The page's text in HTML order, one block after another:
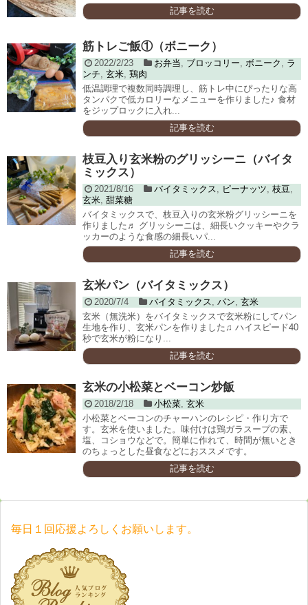
記事を読む
筋トレご飯①（ボニーク）
2022/2/23 お弁当 , ブロッコリー, ボニーク , ラ
ンチ, 玄米, 鶏肉
低温調理で複数同時調理し、筋トレ中にぴったりな高
タンパクで低カロリーなメニューを作りました♪ 食材
をジップロックに入れ...
記事を読む
枝豆入り玄米粉のグリッシーニ（バイタ
ミックス）
2021/8/16 バイタミックス, ピーナッツ, 枝豆,
玄米, 甜菜糖
バイタミックスで、枝豆入りの玄米粉グリッシーニを
作りました♬ グリッシーニは、細長いクッキーやクラ
ッカーのような食感の細長いパ...
記事を読む
玄米パン（バイタミックス）
2020/7/4 バイタミックス, パン, 玄米
玄米（無洗米）をバイタミックスで玄米粉にしてパン
生地を作り、玄米パンを作りました♫ ハイスピード40
秒で玄米が粉になり...
記事を読む
玄米の小松菜とベーコン炒飯
2018/2/18 小松菜, 玄米
小松菜とベーコンのチャーハンのレシピ・作り方で
す。玄米を使いました。味付けは鶏ガラスープの素、
塩、コショウなどで。簡単に作れて、時間が無いとき
のちょっとした昼食などにおススメです。
記事を読む
毎日１回応援よろしくお願いします。